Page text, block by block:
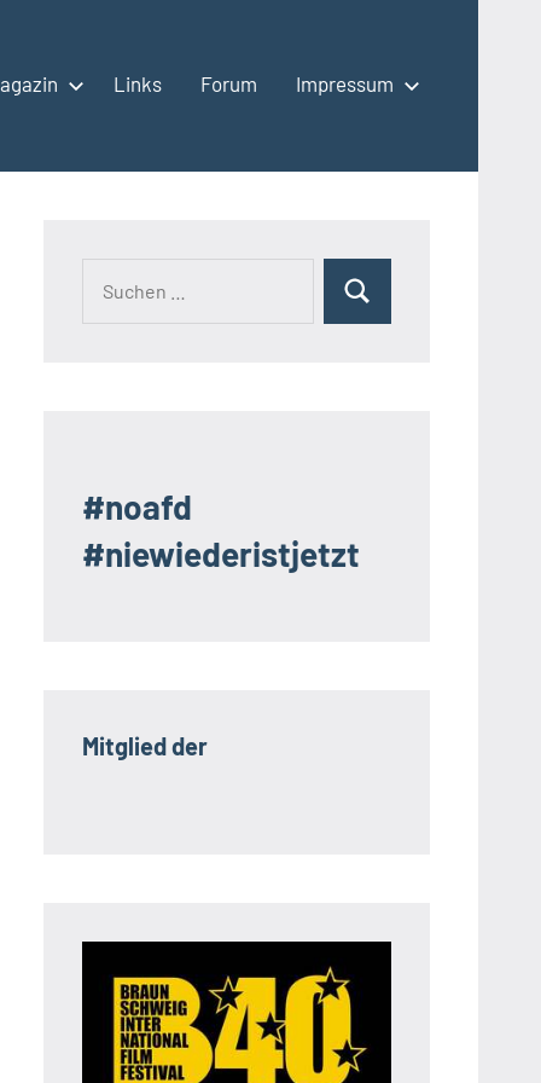
Links Forum Impressum
Suchen
#noafd
#niewiederistjetzt
Mitglied der